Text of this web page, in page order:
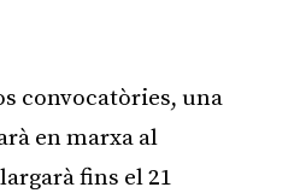
convocatòries, una
en marxa al
fins el 21